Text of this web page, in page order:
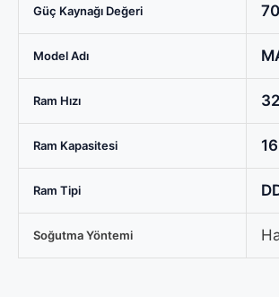
Güç Kaynağı Değeri
Model Adı
Ram Hızı
Ram Kapasitesi
Ram Tipi
Soğutma Yöntemi